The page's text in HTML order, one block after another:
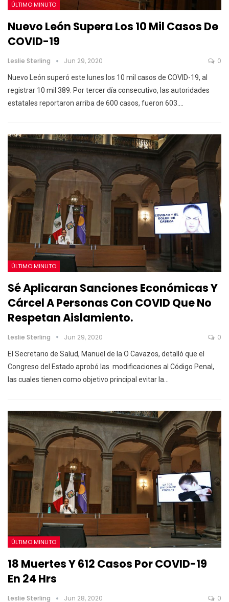
ÚLTIMO MINUTO
Nuevo León Supera Los 10 Mil Casos De
COVID-19
Leslie Sterling Jun 29, 2020 0
Nuevo León superó este lunes los 10 mil casos de COVID-19, al
registrar 10 mil 389. Por tercer día consecutivo, las autoridades
estatales reportaron arriba de 600 casos, fueron 603.…
ÚLTIMO MINUTO
Sé Aplicaran Sanciones Económicas Y
Cárcel A Personas Con COVID Que No
Respetan Aislamiento.
Leslie Sterling Jun 29, 2020 0
El Secretario de Salud, Manuel de la O Cavazos, detalló que el
Congreso del Estado aprobó las modificaciones al Código Penal,
las cuales tienen como objetivo principal evitar la…
ÚLTIMO MINUTO
18 Muertes Y 612 Casos Por COVID-19
En 24 Hrs
Leslie Sterling Jun 28, 2020 0